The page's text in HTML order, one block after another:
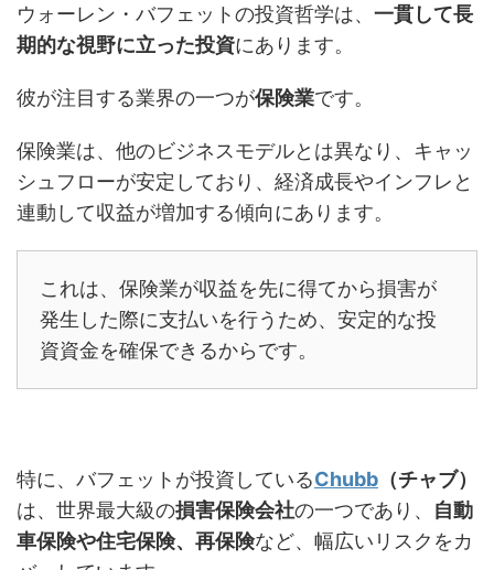
ウォーレン・バフェットの投資哲学は、 一貫して長
期的な視野に立った投資にあります。
彼が注目する業界の一つが保険業です。
保険業は、他のビジネスモデルとは異なり、キャッ
シュフローが安定しており、経済成長やインフレと
連動して収益が増加する傾向にあります。
これは、保険業が収益を先に得てから損害が
発生した際に支払いを行うため、安定的な投
資資金を確保できるからです。
特に、バフェットが投資しているChubb （チャブ）
は、世界最大級の損害保険会社の一つであり、 自動
車保険や住宅保険、再保険など、幅広いリスクをカ